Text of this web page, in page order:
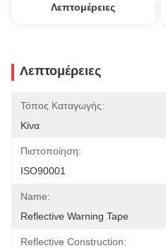
Λεπτομέρειες
Λεπτομέρειες
Τόπος Καταγωγής:
Κίνα
Πιστοποίηση:
ISO90001
Name:
Reflective Warning Tape
Reflective Construction: